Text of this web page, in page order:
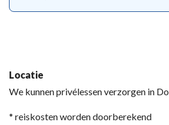
Locatie
We kunnen privélessen verzorgen in
* reiskosten worden doorberekend